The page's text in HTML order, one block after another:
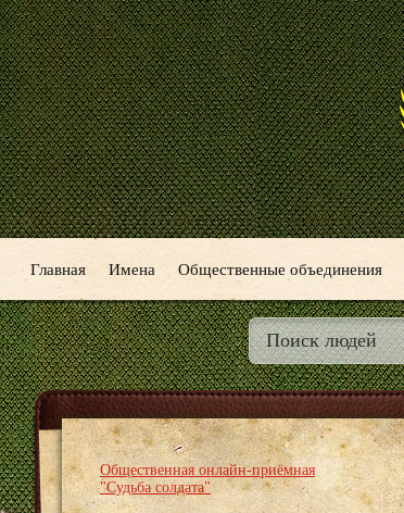
Главная Имена Общественные объединения
Общественная онлайн-приёмная
"Судьба солдата"